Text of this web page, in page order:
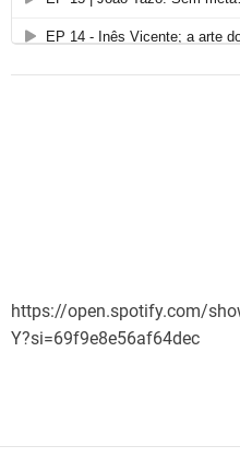
https://open.spotify.com/
Y?si=69f9e8e56af64dec